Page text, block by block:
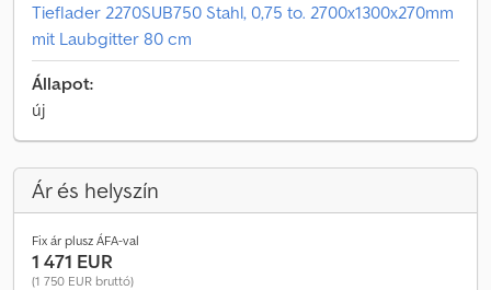
Tieflader 2270SUB750 Stahl, 0,75 to. 2700x1300x270mm
mit Laubgitter 80 cm
Állapot:
új
Ár és helyszín
Fix ár plusz ÁFA-val
1 471 EUR
(1 750 EUR bruttó)